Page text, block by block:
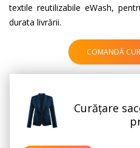
Curățare
textile reutilizabile eWash,
durata livrării.
COMANDĂ